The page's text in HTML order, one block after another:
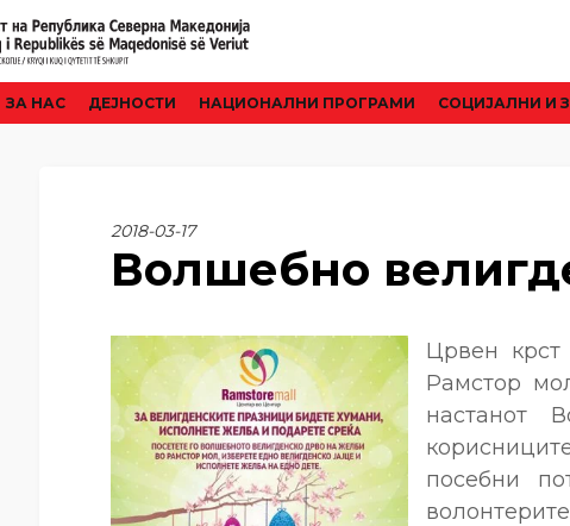
ЗА НАС ДЕЈНОСТИ НАЦИОНАЛНИ ПРОГРАМИ CОЦИЈАЛНИ И
2018-03-17
Волшебно
Црвен
Рамстор
настанот
посебни